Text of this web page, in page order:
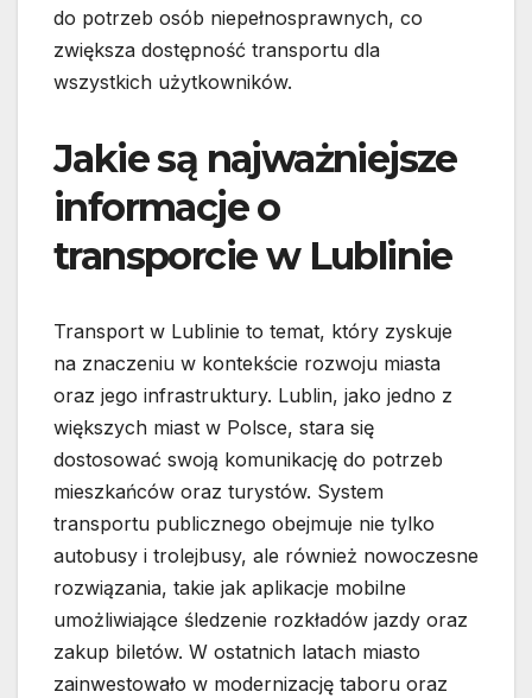
do potrzeb osób niepełnosprawnych, co
zwiększa dostępność transportu dla
wszystkich użytkowników.
Jakie są najważniejsze
informacje o
transporcie w Lublinie
Transport w Lublinie to temat, który zyskuje
na znaczeniu w kontekście rozwoju miasta
oraz jego infrastruktury. Lublin, jako jedno z
większych miast w Polsce, stara się
dostosować swoją komunikację do potrzeb
mieszkańców oraz turystów. System
transportu publicznego obejmuje nie tylko
autobusy i trolejbusy, ale również nowoczesne
rozwiązania, takie jak aplikacje mobilne
umożliwiające śledzenie rozkładów jazdy oraz
zakup biletów. W ostatnich latach miasto
zainwestowało w modernizację taboru oraz